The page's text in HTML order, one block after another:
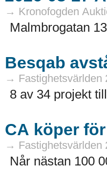
→ Kronofogden
Malmbrogatan
Besqab
→ Fastighetsvärlden
8 av 34 projekt
CA köper
→ Fastighetsvärlden
Når nästan 100